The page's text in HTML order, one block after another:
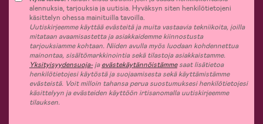
alennuksia, tarjouksia ja uutisia. Hyväksyn siten henkilötietojeni
käsittelyn ohessa mainituilla tavoilla.
Uutiskirjeemme käyttää evästeitä ja muita vastaavia tekniikoita, joilla
mitataan avaamisastetta ja asiakkaidemme kiinnostusta
tarjouksiamme kohtaan. Niiden avulla myös luodaan kohdennettua
mainontaa, sisältömarkkinointia sekä tilastoja asiakkaistamme.
Yksityisyydensuoja-jaevästekäytännöistämmesaat lisätietoa
henkilötietojesi käytöstä ja suojaamisesta sekä käyttämistämme
evästeistä. Voit milloin tahansa perua suostumuksesi henkilötietojesi
käsittelyyn ja evästeiden käyttöön irtisanomalla uutiskirjeemme
tilauksen.